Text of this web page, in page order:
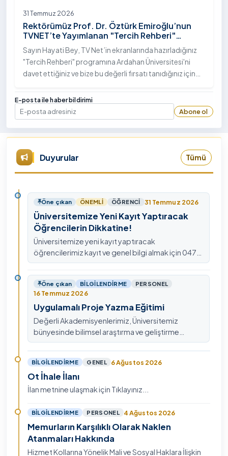
31 Temmuz 2026
Rektörümüz Prof. Dr. Öztürk Emiroğlu’nun
TVNET’te Yayımlanan "Tercih Rehberi"
Programındaki Röportajı
Sayın Hayati Bey, TV Net’in ekranlarında hazırladığınız
"Tercih Rehberi" programına Ardahan Üniversitesi'ni
davet ettiğiniz ve bize bu değerli fırsatı tanıdığınız için
teşekkürlerimi sunuyorum.
E-posta ile haber bildirimi
E-posta
Abone ol
Duyurular Tümü
Öne çıkan ÖNEMLI ÖĞRENCI 31 Temmuz 2026
Üniversitemize Yeni Kayıt Yaptıracak
Öğrencilerin Dikkatine!
Üniversitemize yeni kayıt yaptıracak
öğrencilerimiz kayıt ve genel bilgi almak için 0478
211 75 75 Dahili: 1913 nolu telefondan
ulaşabilirsiniz.
Öne çıkan BILGILENDIRME PERSONEL
16 Temmuz 2026
Uygulamalı Proje Yazma Eğitimi
Değerli Akademisyenlerimiz, Üniversitemiz
bünyesinde bilimsel araştırma ve geliştirme
kültürünü güçlendirmek, ulusal ve uluslararası fon
mekanizmala…
BILGILENDIRME GENEL 6 Ağustos 2026
Ot İhale İlanı
İlan metnine ulaşmak için Tıklayınız...
BILGILENDIRME PERSONEL 4 Ağustos 2026
Memurların Karşılıklı Olarak Naklen
Atanmaları Hakkında
Hizmet Kollarına Yönelik Mali ve Sosyal Haklara İlişkin